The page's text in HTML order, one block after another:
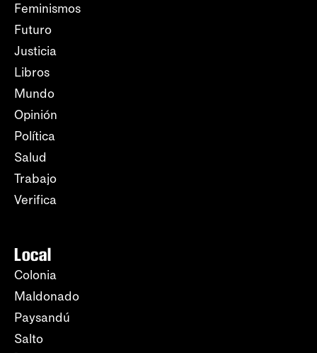
Feminismos
Futuro
Justicia
Libros
Mundo
Opinión
Política
Salud
Trabajo
Verifica
Local
Colonia
Maldonado
Paysandú
Salto